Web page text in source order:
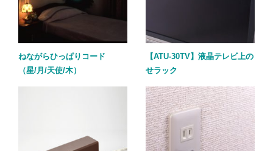
ねながらひっぱりコード
（星/月/天使/木）
【ATU-30TV】液晶テレビ上の
せラック